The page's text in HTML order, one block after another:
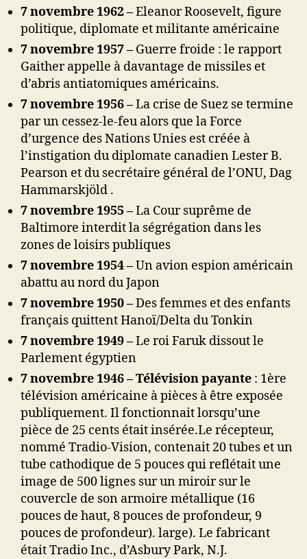
7 novembre 1962 –Eleanor Roosevelt, figure
politique, diplomate et militante américaine
7 novembre 1957 – Guerre froide : le rapport
Gaither appelle à davantage de missiles et
d’abris antiatomiques américains.
7 novembre 1956 –La crise de Suez se termine
par un cessez-le-feu alors que la Force
d’urgence des Nations Unies est créée à
l’instigation du diplomate canadienLester B.
Pearson et du secrétaire général de l’ONU, Dag
Hammarskjöld .
7 novembre 1955 –La Cour suprême de
Baltimore interdit la ségrégation dans les
zones de loisirs publiques
7 novembre 1954 –Un avion espion américain
abattu au nord du Japon
7 novembre 1950 –Des femmes et des enfants
français quittent Hanoï/Delta du Tonkin
7 novembre 1949 –Le roi Faruk dissout le
Parlement égyptien
7 novembre 1946 – Télévision payante : 1ère
télévision américaine à pièces à être exposée
publiquement. Il fonctionnait lorsqu’une
pièce de 25 cents était insérée.Le récepteur,
nommé Tradio-Vision, contenait 20 tubes et un
tube cathodique de 5 pouces qui reflétait une
image de 500 lignes sur un miroir sur le
couvercle de son armoire métallique (16
pouces de haut, 8 pouces de profondeur, 9
pouces de profondeur). large). Le fabricant
était Tradio Inc., d’Asbury Park, N.J.